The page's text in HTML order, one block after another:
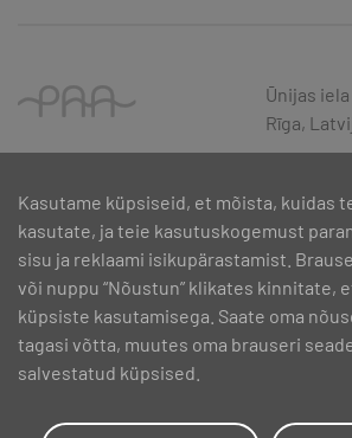
Ūnijas iela
Rīga,
Kasutame küpsiseid, et mõista, kuidas
kasutate, ja teie kasutuskogemust
sisu ja reklaami isikupärastamist.
või nuppu “Nõustun” klikates kinnitate,
küpsiste kasutamisega. Saate oma
tagasi võtta, muutes oma brauseri
salvestatud küpsised.